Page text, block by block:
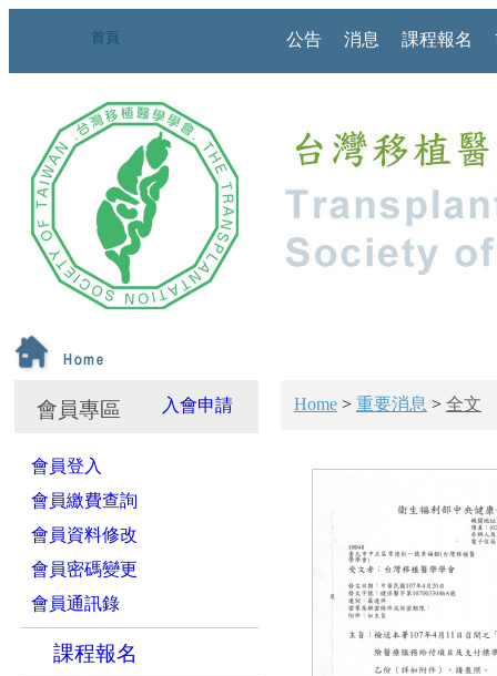
首頁 公告 消息 課程報名
會員專區 入會申請
會員登入
會員繳費查詢
會員資料修改
會員密碼變更
會員通訊錄
課程報名
Home > 重要消息 > 全文